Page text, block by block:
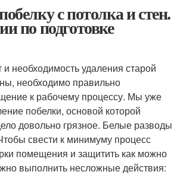
с потолка и стен.
по подготовке
необходимость удаления старой
необходимо правильно
к рабочему процессу. Мы уже
побелки, основой которой
довольно грязное. Белые разводы
свести к минимуму процесс
помещения и защитить как можно
выполнить несложные действия: